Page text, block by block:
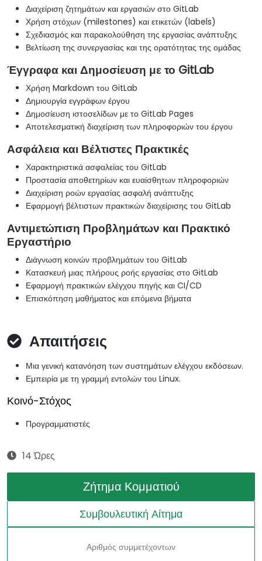
Διαχείριση ζητημάτων και εργασιών στο GitLab
Χρήση στόχων (milestones) και ετικετών (labels)
Σχεδιασμός και παρακολούθηση της εργασίας ανάπτυξης
Βελτίωση της συνεργασίας και της ορατότητας της ομάδας
Έγγραφα και Δημοσίευση με το GitLab
Χρήση Markdown του GitLab
Δημιουργία εγγράφων έργου
Δημοσίευση ιστοσελίδων με το GitLab Pages
Αποτελεσματική διαχείριση των πληροφοριών του έργου
Ασφάλεια και Βέλτιστες Πρακτικές
Χαρακτηριστικά ασφαλείας του GitLab
Προστασία αποθετηρίων και ευαίσθητων πληροφοριών
Διαχείριση ροών εργασίας ασφαλή ανάπτυξης
Εφαρμογή βέλτιστων πρακτικών διαχείρισης του GitLab
Αντιμετώπιση Προβλημάτων και Πρακτικό
Εργαστήριο
Διάγνωση κοινών προβλημάτων του GitLab
Κατασκευή μιας πλήρους ροής εργασίας στο GitLab
Εφαρμογή πρακτικών ελέγχου πηγής και CI/CD
Επισκόπηση μαθήματος και επόμενα βήματα
Απαιτήσεις
Μια γενική κατανόηση των συστημάτων ελέγχου εκδόσεων.
Εμπειρία με τη γραμμή εντολών του Linux.
Κοινό-Στόχος
Προγραμματιστές
14 Ώρες
Ζήτημα Κομματιού
Συμβουλευτική Αίτημα
Αριθμός συμμετέχοντων